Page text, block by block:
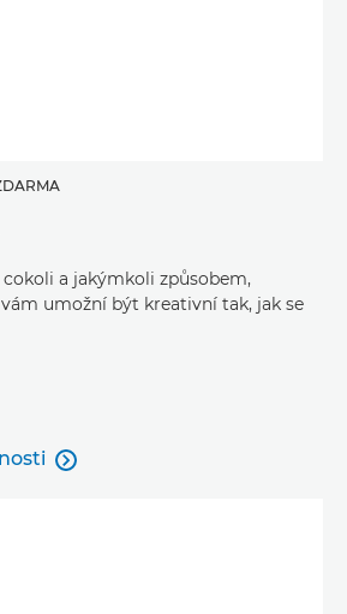
a jakýmkoli způsobem,
umožní být kreativní tak, jak se
